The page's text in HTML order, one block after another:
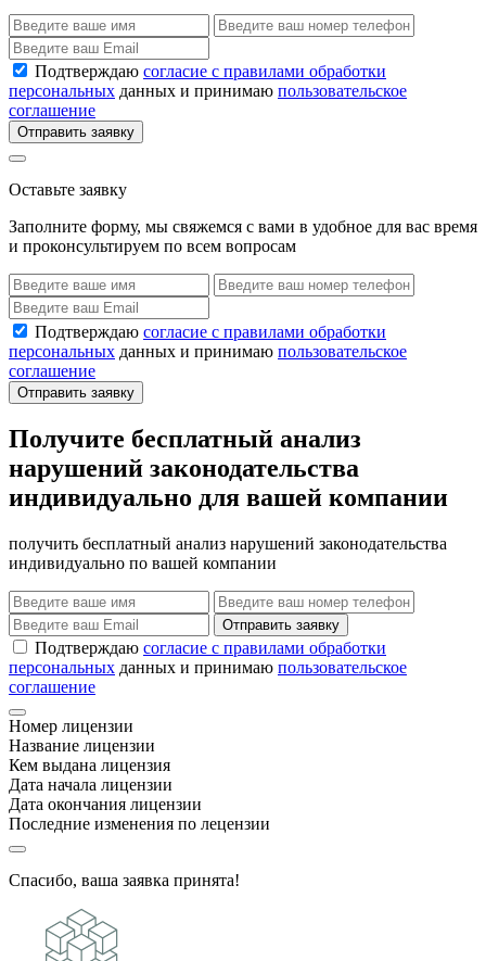
Подтверждаю согласие с правилами обработки
персональных данных и принимаю пользовательское
соглашение
Отправить заявку
Оставьте заявку
Заполните форму, мы свяжемся с вами в удобное для вас время
и проконсультируем по всем вопросам
Подтверждаю согласие с правилами обработки
персональных данных и принимаю пользовательское
соглашение
Отправить заявку
Получите бесплатный анализ
нарушений законодательства
индивидуально для вашей компании
получить бесплатный анализ нарушений законодательства
индивидуально по вашей компании
Отправить заявку
Подтверждаю согласие с правилами обработки
персональных данных и принимаю пользовательское
соглашение
Номер лицензии
Название лицензии
Кем выдана лицензия
Дата начала лицензии
Дата окончания лицензии
Последние изменения по лецензии
Спасибо, ваша заявка принята!